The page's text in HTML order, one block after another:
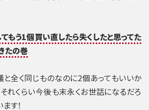
もう1個買い直したら失くしたと思ってた
たの巻
と全く同じものなのに2個あってもいいか
れくらい今後も末永くお世話になるだろ
す！